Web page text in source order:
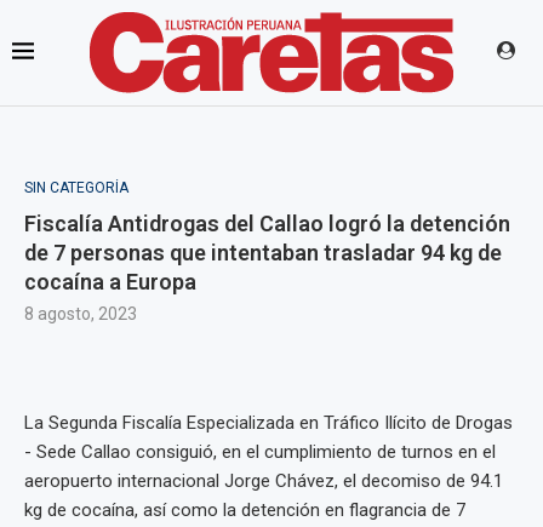
SIN CATEGORÍA
Fiscalía Antidrogas del Callao logró la detención
de 7 personas que intentaban trasladar 94 kg de
cocaína a Europa
8 agosto, 2023
La Segunda Fiscalía Especializada en Tráfico Ilícito de Drogas
- Sede Callao consiguió, en el cumplimiento de turnos en el
aeropuerto internacional Jorge Chávez, el decomiso de 94.1
kg de cocaína, así como la detención en flagrancia de 7